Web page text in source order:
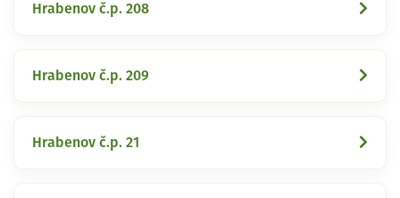
Hrabenov č.p. 208
Hrabenov č.p. 209
Hrabenov č.p. 21